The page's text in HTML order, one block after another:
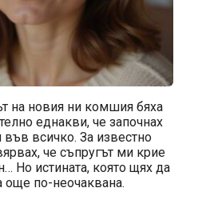
на новия ни комшия бяха
еднакви, че започнах
всичко. За известно
че съпругът ми крие
Но истината, която щях да
още по-неочаквана.